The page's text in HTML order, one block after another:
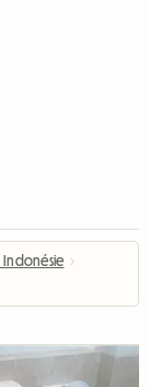
Indonésie ›